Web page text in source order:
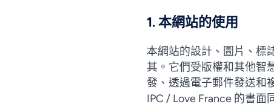
1. 本網站的使用
本網站的設計、圖片、標
其。它們受版權和其他智
發、透過電子郵件發送和
IPC / Love France 的書面